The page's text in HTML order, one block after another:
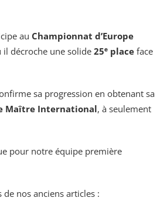
au Championnat d’Europe
il décroche une solide 25ᵉ place face
sa progression en obtenant sa
Maître International, à seulement
pour notre équipe première
de nos anciens articles :